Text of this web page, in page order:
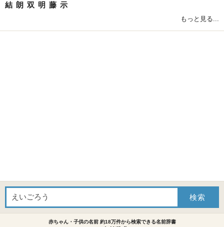
結 朗 双 明 藤 示
もっと見る...
赤ちゃん・子供の名前 約18万件から検索できる名前辞書